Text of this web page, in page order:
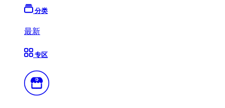
分类
最新
专区